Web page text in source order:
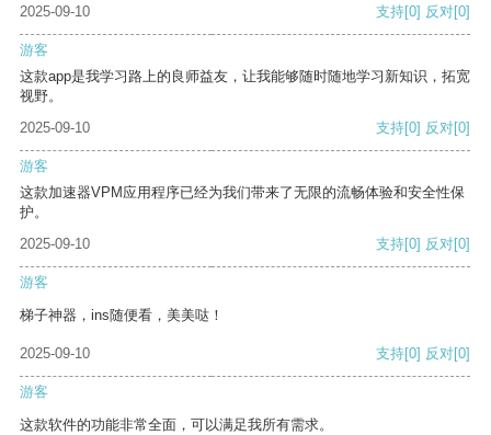
2025-09-10
支持[0] 反对[0]
游客
这款app是我学习路上的良师益友，让我能够随时随地学习新知识，拓宽
视野。
2025-09-10
支持[0] 反对[0]
游客
这款加速器VPM应用程序已经为我们带来了无限的流畅体验和安全性保
护。
2025-09-10
支持[0] 反对[0]
游客
梯子神器，ins随便看，美美哒！
2025-09-10 支持[0] 反对[0]
游客
这款软件的功能非常全面，可以满足我所有需求。